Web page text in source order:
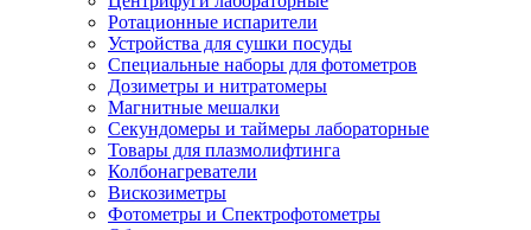
Ротационные испарители
Устройства для сушки посуды
Специальные наборы для фотометров
Дозиметры и нитратомеры
Магнитные мешалки
Секундомеры и таймеры лабораторные
Товары для плазмолифтинга
Колбонагреватели
Вискозиметры
Фотометры и Спектрофотометры